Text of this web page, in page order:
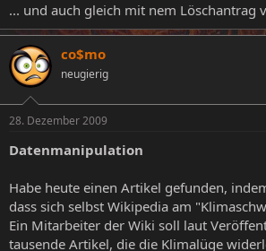
... und auch gleich mit nem Löschantrag
co$mo
neugierig
28. Dezember 2009
Datenmanipulation
Habe heute einen Artikel gefunden,
dass sich selbst Wikipedia am
Ein Mitarbeiter der Wiki soll laut
tausende Artikel, die die Klimalüge